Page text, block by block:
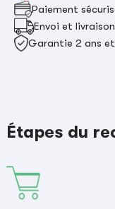
Paiement
Envoi et
Garantie 2 ans et
Étapes du